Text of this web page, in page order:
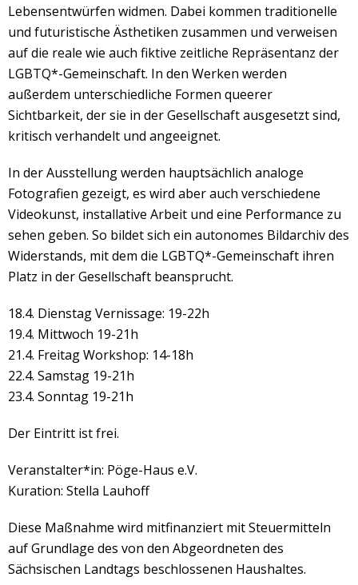
#4696 (no title)
Presse/Newsletter
Lebensentwürfen widmen. Dabei kommen traditionelle
und futuristische Ästhetiken zusammen und verweisen
auf die reale wie auch fiktive zeitliche Repräsentanz der
LGBTQ*-Gemeinschaft. In den Werken werden
außerdem unterschiedliche Formen queerer
Sichtbarkeit, der sie in der Gesellschaft ausgesetzt sind,
kritisch verhandelt und angeeignet.
In der Ausstellung werden hauptsächlich analoge
Fotografien gezeigt, es wird aber auch verschiedene
Videokunst, installative Arbeit und eine Performance zu
sehen geben. So bildet sich ein autonomes Bildarchiv des
Widerstands, mit dem die LGBTQ*-Gemeinschaft ihren
Platz in der Gesellschaft beansprucht.
18.4. Dienstag Vernissage: 19-22h
19.4. Mittwoch 19-21h
21.4. Freitag Workshop: 14-18h
22.4. Samstag 19-21h
23.4. Sonntag 19-21h
Der Eintritt ist frei.
Veranstalter*in: Pöge-Haus e.V.
Kuration: Stella Lauhoff
Diese Maßnahme wird mitfinanziert mit Steuermitteln
auf Grundlage des von den Abgeordneten des
Sächsischen Landtags beschlossenen Haushaltes.